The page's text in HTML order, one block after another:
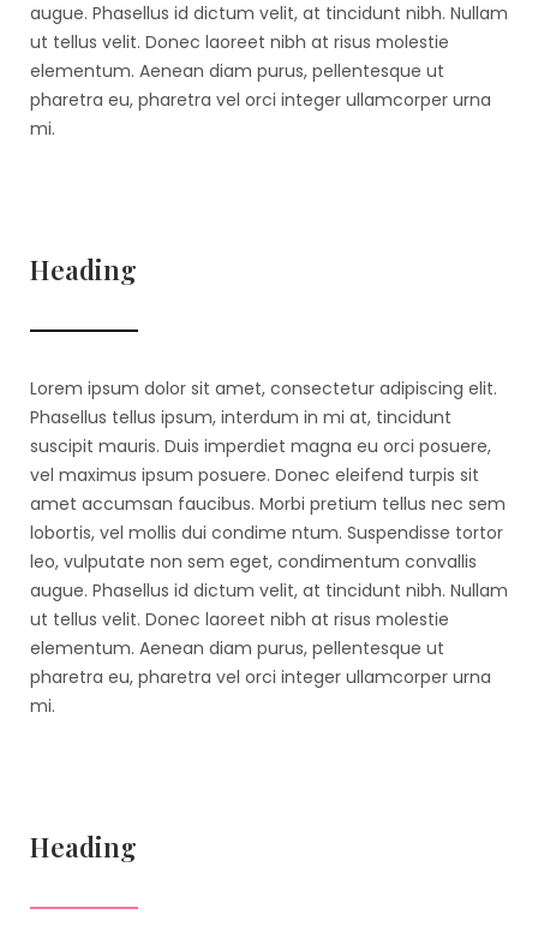
augue. Phasellus id dictum velit, at tincidunt nibh. Nullam
ut tellus velit. Donec laoreet nibh at risus molestie
elementum. Aenean diam purus, pellentesque ut
pharetra eu, pharetra vel orci integer ullamcorper urna
mi.
Heading
Lorem ipsum dolor sit amet, consectetur adipiscing elit.
Phasellus tellus ipsum, interdum in mi at, tincidunt
suscipit mauris. Duis imperdiet magna eu orci posuere,
vel maximus ipsum posuere. Donec eleifend turpis sit
amet accumsan faucibus. Morbi pretium tellus nec sem
lobortis, vel mollis dui condime ntum. Suspendisse tortor
leo, vulputate non sem eget, condimentum convallis
augue. Phasellus id dictum velit, at tincidunt nibh. Nullam
ut tellus velit. Donec laoreet nibh at risus molestie
elementum. Aenean diam purus, pellentesque ut
pharetra eu, pharetra vel orci integer ullamcorper urna
mi.
Heading